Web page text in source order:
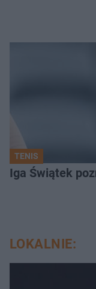
TENIS
Iga Świątek
LOKALNIE: